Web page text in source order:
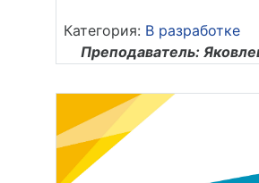
Категория: В разработке
Преподаватель: